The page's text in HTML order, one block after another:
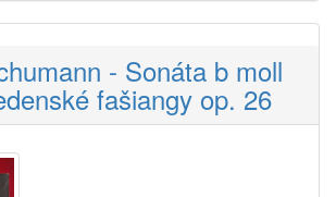
- Sonáta b moll
fašiangy op. 26